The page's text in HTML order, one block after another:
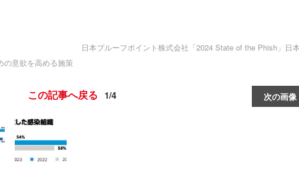
日本プルーフポイント株式会社「2024 State of the Phish」日
の意欲を高める施策
次の画像
この記事へ戻る 1/4